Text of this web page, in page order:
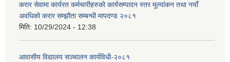
करार सेवामा कार्यरत कर्मचारीहरुको कार्यसम्पादन स्तर मूल्यांकन तथा नयाँ
अवधिको करार सम्झौता सम्बन्धी मापदण्ड २०८१
मिति: 10/29/2024 - 12:38
आवासीय विद्यालय सञ्चालन कार्यविधी-२०८१